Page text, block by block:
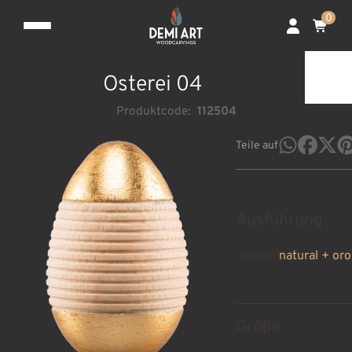
0
Osterei 04
Produktcode: 112504
Teile auf
natural + oro